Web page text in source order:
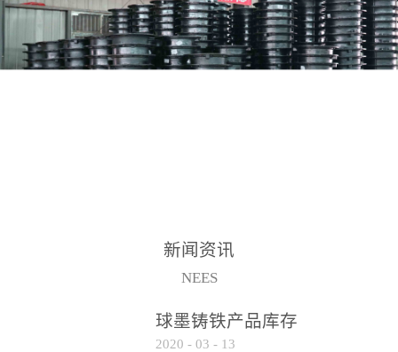
新闻资讯
NEES
球墨铸铁产品库存
2020 - 03 - 13